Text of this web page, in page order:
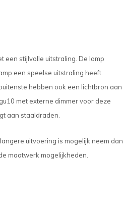
een stijlvolle uitstraling. De lamp
een speelse uitstraling heeft.
hebben ook een lichtbron aan
met externe dimmer voor deze
aan staaldraden.
uitvoering is mogelijk neem dan
maatwerk mogelijkheden.